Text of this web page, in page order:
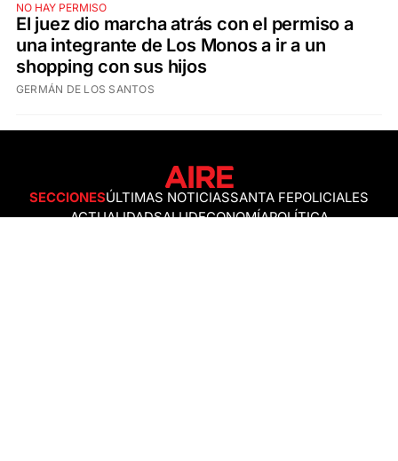
NO HAY PERMISO
El juez dio marcha atrás con el permiso a
una integrante de Los Monos a ir a un
shopping con sus hijos
GERMÁN DE LOS SANTOS
SECCIONESÚLTIMAS NOTICIASSANTA FEPOLICIALES
ACTUALIDADSALUDECONOMÍAPOLÍTICA